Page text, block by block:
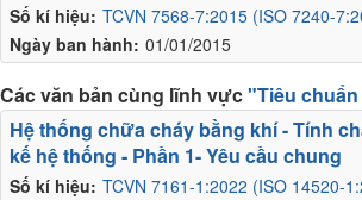
Số kí hiệu: TCVN 7568-7:2015 (ISO 7240-
Ngày ban hành: 01/01/2015
Các văn bản cùng lĩnh vực"Tiêu
Số kí hiệu: TCVN 7161-1:2022 (ISO 14520-
Hệ thống chữa cháy bằng khí - Tính
kế hệ thống - Phần 1- Yêu cầu chung